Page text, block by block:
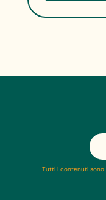
Tutti i contenuti sono